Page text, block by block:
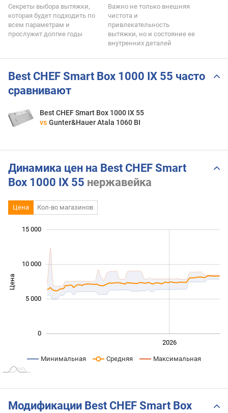
Секреты выбора вытяжки,
которая будет подходить по
всем параметрам и
прослужит долгие годы
Важно не только внешняя
чистота и
привлекательность
вытяжки, но и состояние ее
внутренних деталей
Best CHEF Smart Box 1000 IX 55 часто
сравнивают
Best CHEF Smart Box 1000 IX 55
vs Gunter&Hauer Atala 1060 BI
Динамика цен на Best CHEF Smart
Box 1000 IX 55 нержавейка
Цена Кол-во магазинов
Цена
0
15 000
10 000
5 000
2026
Минимальная Средняя Максимальная
Модификации Best CHEF Smart Box